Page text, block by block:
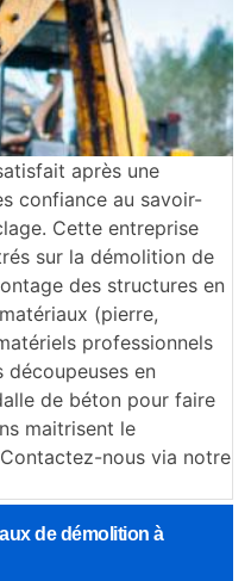
après une
confiance au savoir-
Cette entreprise
sur la démolition de
des structures en
(pierre,
professionnels
en
de béton pour faire
maitrisent le
nous via notre
de démolition à